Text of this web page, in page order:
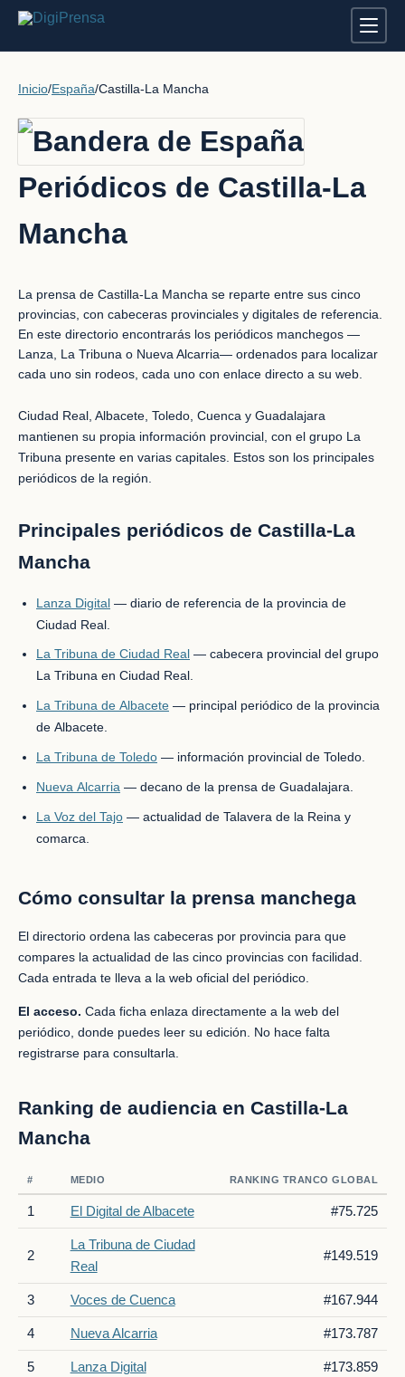
Inicio/España/Castilla-La Mancha
Periódicos de Castilla-La
Mancha
La prensa de Castilla-La Mancha se reparte entre sus cinco
provincias, con cabeceras provinciales y digitales de referencia.
En este directorio encontrarás los periódicos manchegos —
Lanza, La Tribuna o Nueva Alcarria— ordenados para localizar
cada uno sin rodeos, cada uno con enlace directo a su web.
Ciudad Real, Albacete, Toledo, Cuenca y Guadalajara
mantienen su propia información provincial, con el grupo La
Tribuna presente en varias capitales. Estos son los principales
periódicos de la región.
Principales periódicos de Castilla-La
Mancha
Lanza Digital — diario de referencia de la provincia de
Ciudad Real.
La Tribuna de Ciudad Real — cabecera provincial del grupo
La Tribuna en Ciudad Real.
La Tribuna de Albacete — principal periódico de la provincia
de Albacete.
La Tribuna de Toledo — información provincial de Toledo.
Nueva Alcarria — decano de la prensa de Guadalajara.
La Voz del Tajo — actualidad de Talavera de la Reina y
comarca.
Cómo consultar la prensa manchega
El directorio ordena las cabeceras por provincia para que
compares la actualidad de las cinco provincias con facilidad.
Cada entrada te lleva a la web oficial del periódico.
El acceso. Cada ficha enlaza directamente a la web del
periódico, donde puedes leer su edición. No hace falta
registrarse para consultarla.
Ranking de audiencia en Castilla-La
Mancha
# MEDIO RANKING TRANCO GLOBAL
1 El Digital de Albacete #75.725
2
La Tribuna de Ciudad
Real
#149.519
3 Voces de Cuenca #167.944
4 Nueva Alcarria #173.787
5 Lanza Digital #173.859